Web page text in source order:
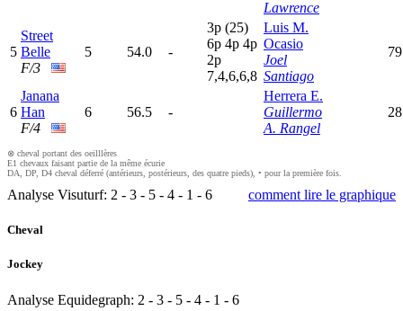
Lawrence
5
Street
Belle
F/3
5 54.0 -
3p (25)
6p 4p 4p
2p
7,4,6,6,8
Luis M.
Ocasio
Joel
Santiago
6
Janana
Han
F/4
6 56.5 -
Herrera E.
Guillermo
A. Rangel
⊗ cheval portant des oeilllères
E1 chevaux faisant partie de la même écurie
DA, DP, D4 cheval déferré (antérieurs, postérieurs, des quatre pieds), • pour la première fois.
Analyse Visuturf: 2 - 3 - 5 - 4 - 1 - 6 comment lire le graphique
Cheval
Jockey
Analyse Equidegraph: 2 - 3 - 5 - 4 - 1 - 6